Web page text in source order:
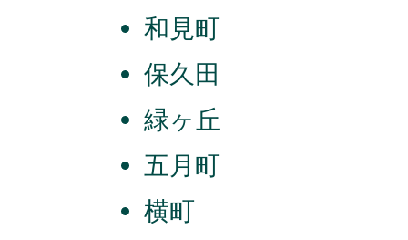
和見町
保久田
緑ヶ丘
五月町
横町